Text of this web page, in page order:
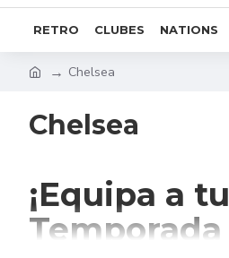
RETRO CLUBES NATIONS
Chelsea
Chelsea
¡Equipa a
Temporada